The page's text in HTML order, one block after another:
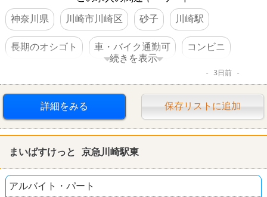
神奈川県
川崎市川崎区 砂子 川崎駅
長期のオシゴト 車・バイク通勤可 コンビニ
続きを表示
3日前
詳細をみる 保存リストに追加
まいばすけっと 京急川崎駅東
アルバイト・パート